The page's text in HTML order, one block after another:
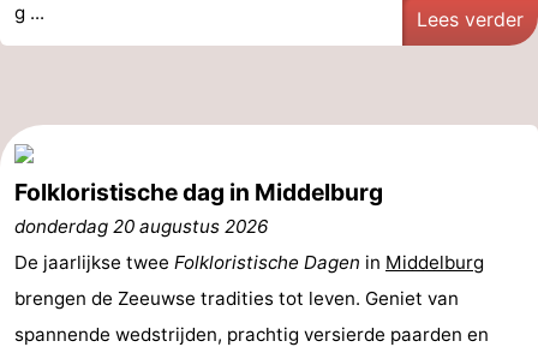
g ...
Lees verder
Folkloristische dag in Middelburg
donderdag 20 augustus 2026
De jaarlijkse twee Folkloristische Dagen in Middelburg
brengen de Zeeuwse tradities tot leven. Geniet van
spannende wedstrijden, prachtig versierde paarden en